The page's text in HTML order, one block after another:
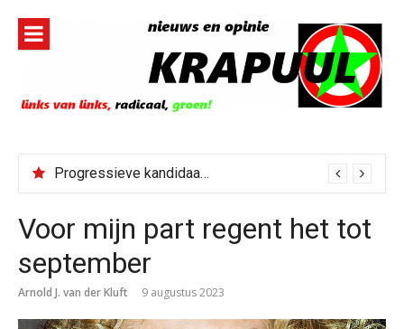
inhoud
Progressieve kandidaat El-Sayed senaatskandidaat Michigan
Voor mijn part regent het tot
september
Arnold J. van der Kluft 9 augustus 2023